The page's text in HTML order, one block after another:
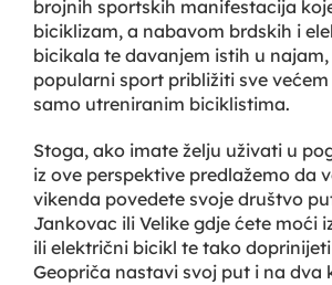
brojnih sportskih manifestacija
biciklizam, a nabavom brdskih i
bicikala te davanjem istih u
popularni sport približiti sve
samo utreniranim biciklistima.
Stoga, ako imate želju uživati u
iz ove perspektive predlažemo da
vikenda povedete svoje društvo
Jankovac ili Velike gdje ćete moći
ili električni bicikl te tako
Geopriča nastavi svoj put i na dva